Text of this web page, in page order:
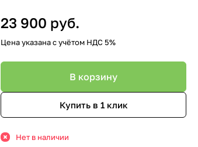
23 900 руб.
Цена указана с учётом НДС 5%
В корзину
Купить в 1 клик
Нет в наличии